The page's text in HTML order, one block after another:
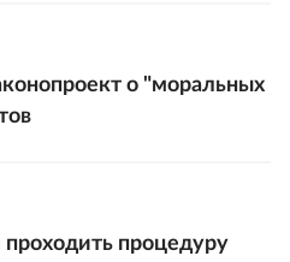
о "моральных
проходить процедуру